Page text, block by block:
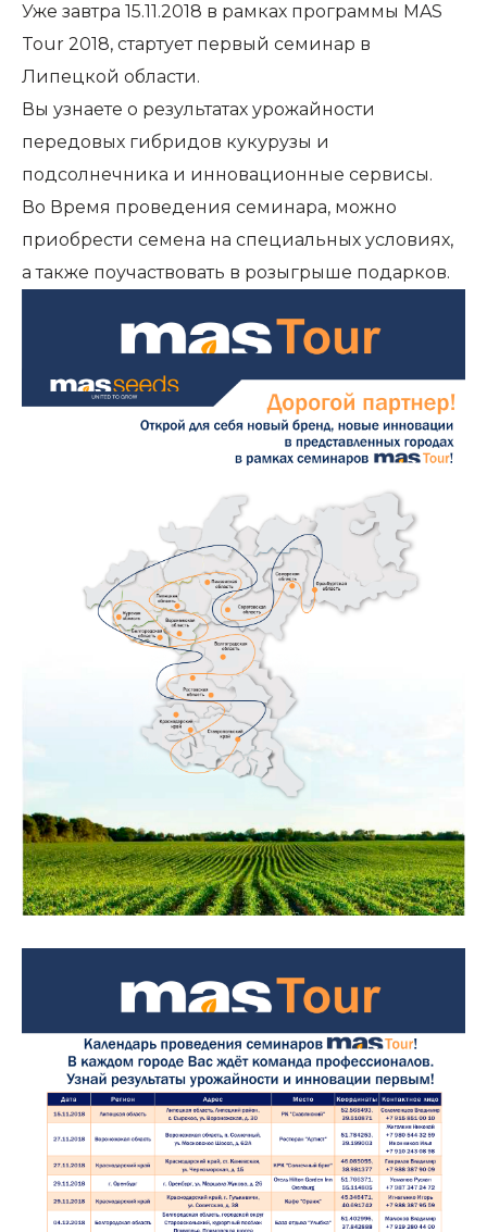
Уже завтра 15.11.2018 в рамках программы MAS
Tour 2018, стартует первый семинар в
Липецкой области.
Вы узнаете о результатах урожайности
передовых гибридов кукурузы и
подсолнечника и инновационные сервисы.
Во Время проведения семинара, можно
приобрести семена на специальных условиях,
а также поучаствовать в розыгрыше подарков.